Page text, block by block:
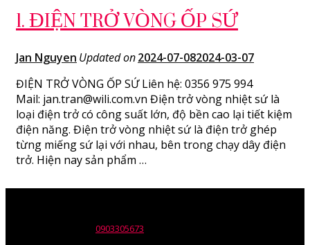
1. ĐIỆN TRỞ VÒNG ỐP SỨ
Jan Nguyen Updated on2024-07-082024-03-07
ĐIỆN TRỞ VÒNG ỐP SỨ Liên hệ: 0356 975 994
Mail: jan.tran@wili.com.vn Điện trở vòng nhiệt sứ là
loại điện trở có công suất lớn, độ bền cao lại tiết kiệm
điện năng. Điện trở vòng nhiệt sứ là điện trở ghép
từng miếng sứ lại với nhau, bên trong chạy dây điện
trở. Hiện nay sản phẩm …
0903305673